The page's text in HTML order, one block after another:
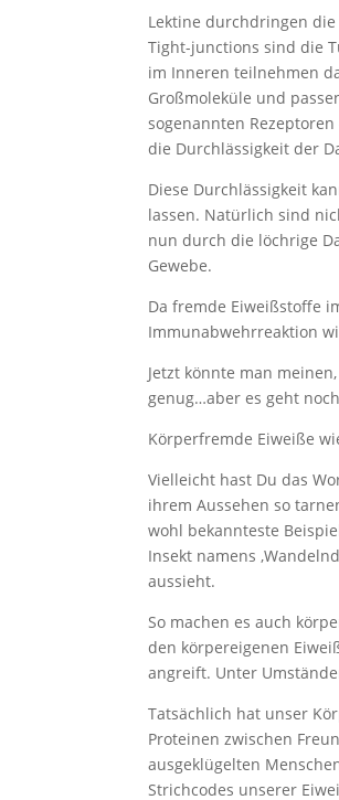
Lektine durchdringen
Tight-junctions sind die
im Inneren teilnehmen
Großmoleküle und
sogenannten
die Durchlässigkeit der
Diese Durchlässigkeit
lassen. Natürlich sind
nun durch die löchrige
Gewebe.
Da fremde Eiweißstoffe
Immunabwehrreaktion
Jetzt könnte man
genug…aber es geht
Körperfremde Eiweiße
Vielleicht hast Du das
ihrem Aussehen so
wohl bekannteste
Insekt namens
aussieht.
So machen es auch
den körpereigenen
angreift. Unter
Tatsächlich hat unser
Proteinen zwischen
ausgeklügelten
Strichcodes unserer